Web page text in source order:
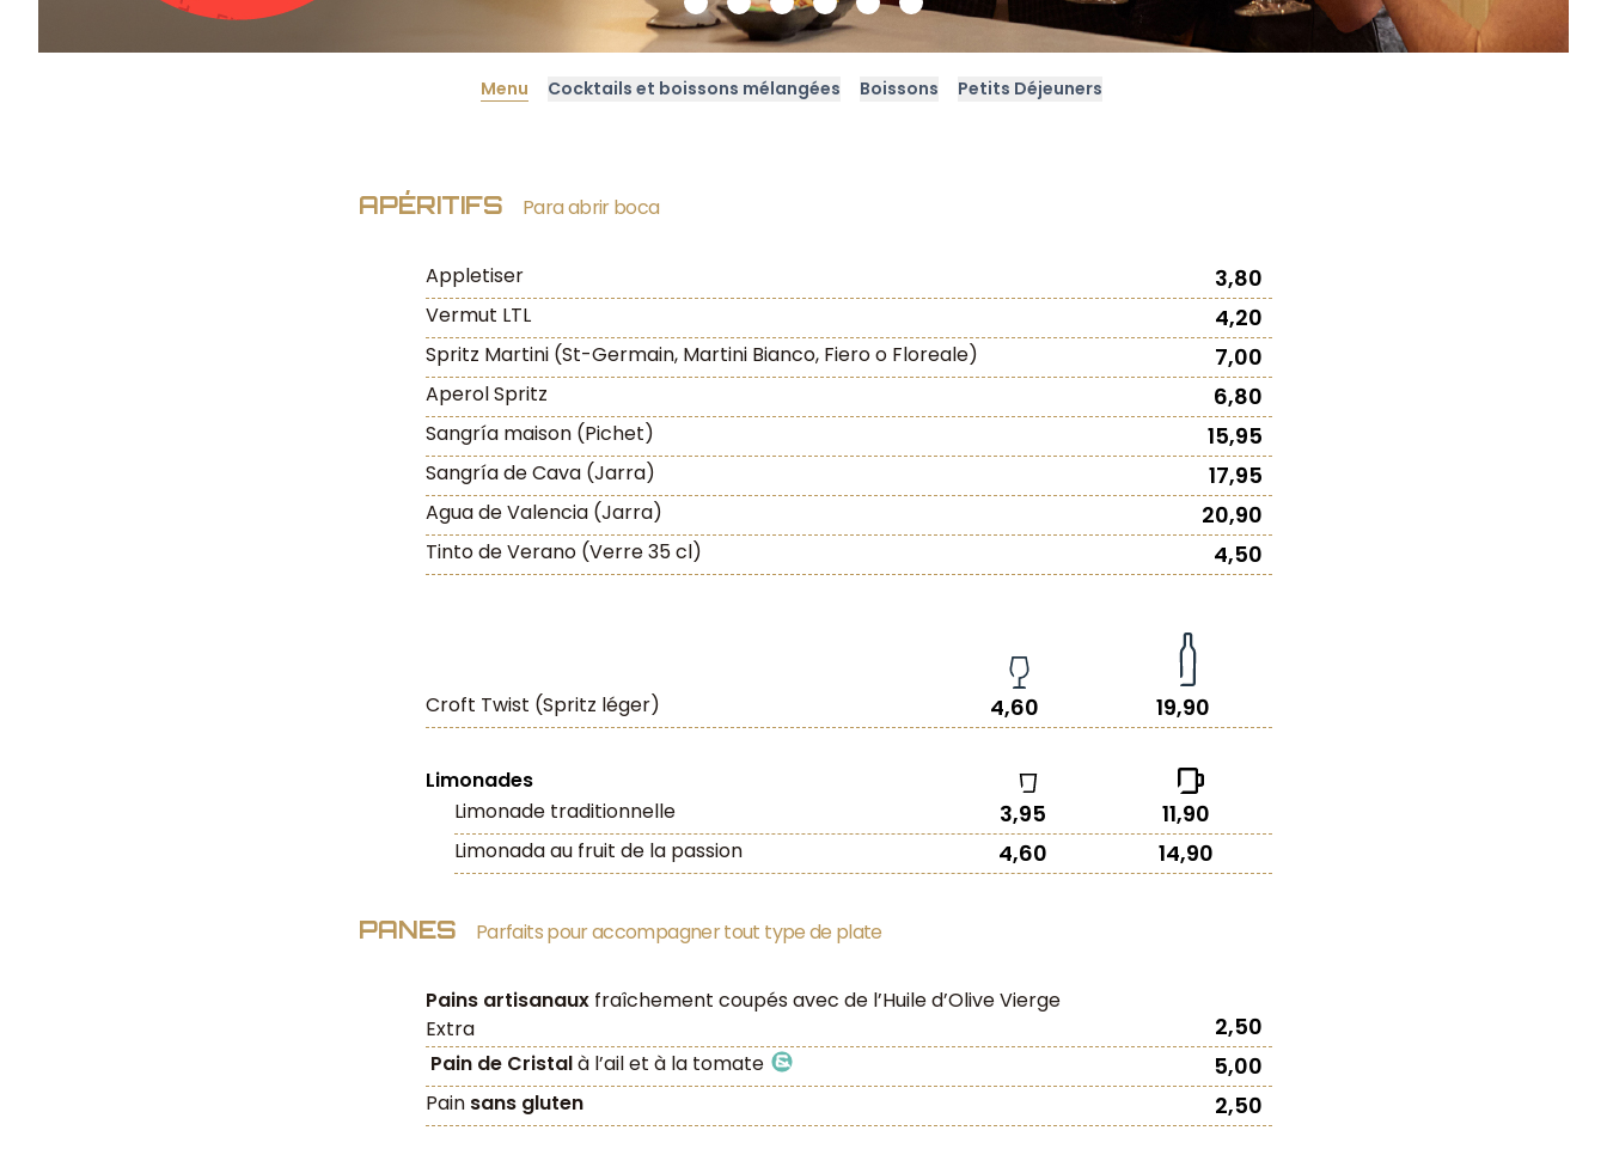
Menu Cocktails et boissons mélangées Boissons Petits Déjeuners
APÉRITIFS Para abrir boca
Appletiser 3,80
Vermut LTL 4,20
Spritz Martini (St-Germain, Martini Bianco, Fiero o Floreale) 7,00
Aperol Spritz 6,80
Sangría maison (Pichet) 15,95
Sangría de Cava (Jarra) 17,95
Agua de Valencia (Jarra) 20,90
Tinto de Verano (Verre 35 cl) 4,50
Croft Twist (Spritz léger) 4,60 19,90
Limonades
Limonade traditionnelle
3,95 11,90
Limonada au fruit de la passion 4,60 14,90
PANES Parfaits pour accompagner tout type de plate
Pains artisanaux fraîchement coupés avec de l’Huile d’Olive Vierge
Extra
2,50
Pain de Cristalà l’ail et à la tomate 5,00
Pain sans gluten 2,50